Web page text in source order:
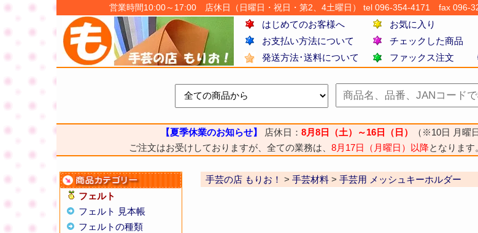
営業時間10:00～17:00 店休日（日曜日・祝日・第2、4土曜日） tel 096-354-4171 fax 096-
はじめてのお客様へ お気に入り
お支払い方法について チェックした商品
発送方法･送料について
ファックス注文
【夏季休業のお知らせ】 店休日： 8月8日（土）～16日（日） （※10日 月曜
ご注文はお受けしておりますが、全ての業務は、 8月17日（月曜日）以降となります
フェルト
フェルト 見本帳
フェルトの種類
手芸の店 もりお！ > 手芸材料 > 手芸用 メッシュキーホルダー